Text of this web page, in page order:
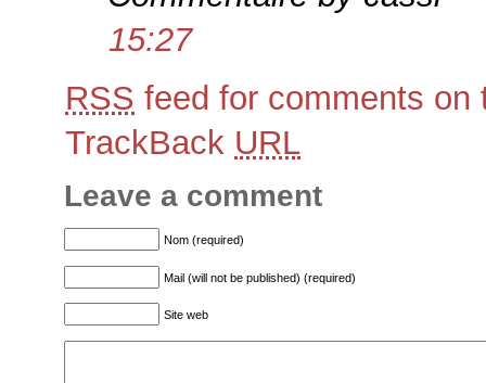
15:27
RSS feed for comments on
TrackBack URL
Leave a comment
Nom (required)
Mail (will not be published) (required)
Site web